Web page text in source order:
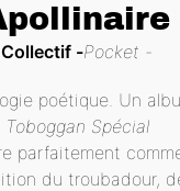
Collectif Pocket
poétique. Un
Toboggan Spécial
parfaitement
du troubadour,